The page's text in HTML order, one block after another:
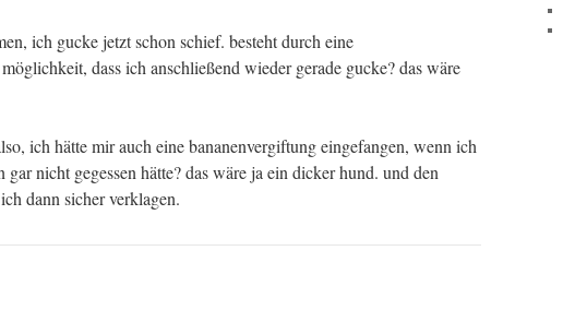
ich gucke jetzt schon schief. besteht durch eine
dass ich anschließend wieder gerade gucke? das wäre
ich hätte mir auch eine bananenvergiftung eingefangen, wenn ich
gar nicht gegessen hätte? das wäre ja ein dicker hund. und den
dann sicher verklagen.